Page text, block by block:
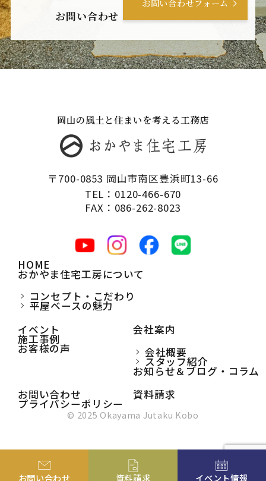
お問い合わせ
お問い合わせフォーム
岡山の風土と住まいを考える工務店
〒700-0853 岡山市南区豊浜町13-66
TEL：0120-466-670
FAX：086-262-8023
HOME
おかやま住宅工房について
コンセプト・こだわり
平屋ベースの魅力
イベント
施工事例
お客様の声
会社案内
会社概要
スタッフ紹介
お知らせ＆ブログ・コラム
お問い合わせ
資料請求
プライバシーポリシー
© 2025 Okayama Jutaku Kobo
お問い合わせ 資料請求 イベント情報